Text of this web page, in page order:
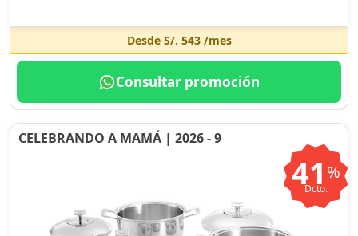
Desde S/. 543/mes
Consultar promoción
CELEBRANDO A MAMÁ | 2026 - 9
41 %
Dcto.